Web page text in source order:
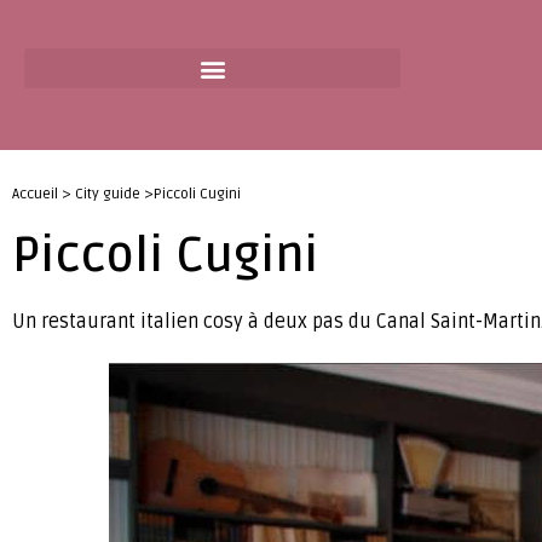
Accueil > City guide >Piccoli Cugini
Piccoli Cugini
Un restaurant italien cosy à deux pas du Canal Saint-